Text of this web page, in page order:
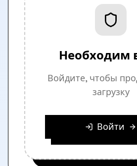
Необходим
Войдите, чтобы
загрузку
Войти